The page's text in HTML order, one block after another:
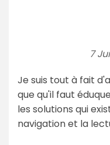
7
Je suis tout à fait
que qu'il faut
les solutions qui
navigation et la